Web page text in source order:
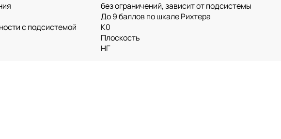
без ограничений, зависит от подсистемы
До 9 баллов по шкале Рихтера
с подсистемой
K0
Плоскость
НГ